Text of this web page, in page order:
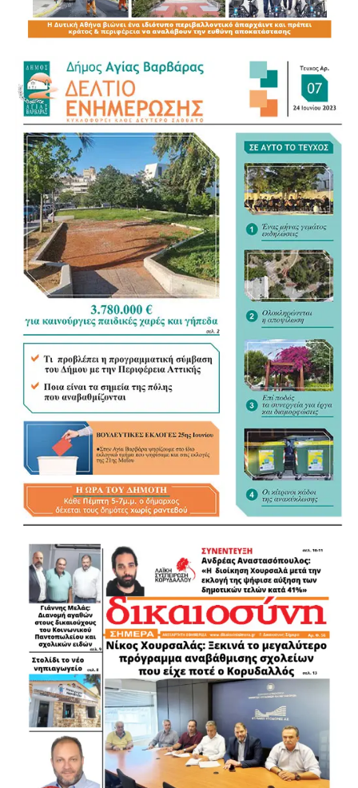
25 λοιπές παραβάσεις του ΚΟΚ
ιδιαίτερα γύρω από το Μετρό, τους κεντρικούς δρόμους
και τα σχολικά συγκροτήματα, ενισχύει την πρόληψη και
την αποτροπή παραβατικών συμπεριφορών.
Οι συστηματικοί έλεγχοι συμβάλλουν ουσιαστικά στην
προστασία των κατοίκων, των πεζών και των οδηγών,
ενώ στέλνουν σαφές μήνυμα ότι επικίνδυνες και
παραβατικές συμπεριφορές δεν θα μένουν ανεξέλεγκτες.
Η Αγία Βαρβάρα αποκτά καθημερινά ισχυρότερη
αστυνομική παρουσία και ένα ενισχυμένο πλέγμα
ασφάλειας για όλους τους πολίτες.